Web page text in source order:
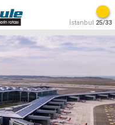
İstanbul 25/33